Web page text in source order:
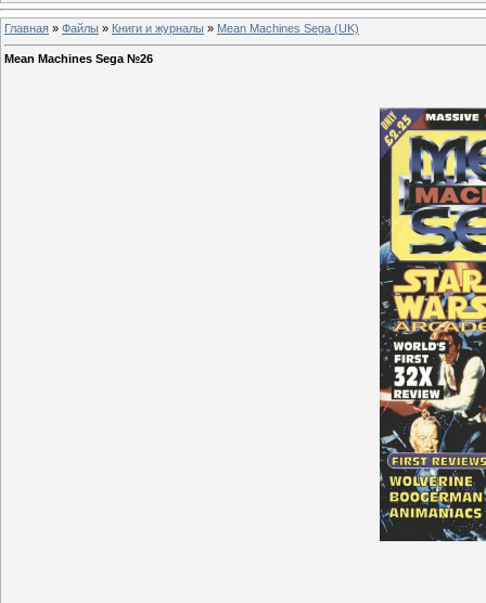
Главная » Файлы » Книги и журналы » Mean Machines Sega (UK)
Mean Machines Sega №26